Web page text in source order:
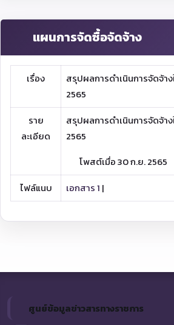
แผนการจัดซื้อจัดจ้าง
เรื่อง
สรุปผลการดำเนินการจัดจ้า
2565
ราย
ละเอียด
สรุปผลการดำเนินการจัดจ้า
2565
โพสต์เมื่อ 30 ก.ย. 2565
ไฟล์แนบ
เอกสาร 1 |
ศูนย์ข้อมูลข่าวสารทางราชการ